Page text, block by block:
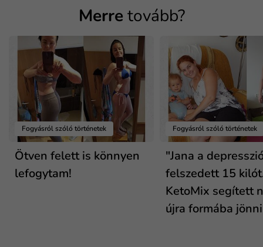
Merre tovább?
Fogyásról szóló történetek
Ötven felett is könnyen
lefogytam!
Fogyásról szóló történetek
"Jana a
felszedett 15
KetoMix segített
újra formába